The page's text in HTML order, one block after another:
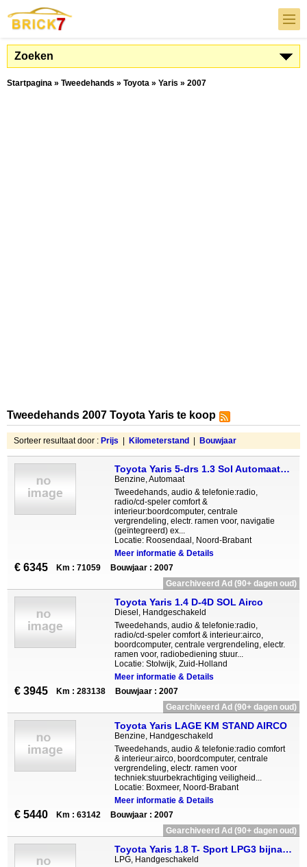
Zoeken
Startpagina » Tweedehands » Toyota » Yaris » 2007
Tweedehands 2007 Toyota Yaris te koop
Sorteer resultaat door : Prijs Kilometerstand Bouwjaar
Toyota Yaris 5-drs 1.3 Sol Automaat | Navigatie | Parkeersensor
Benzine, Automaat
Tweedehands, audio & telefonie:radio,
radio/cd-speler comfort &
interieur:boordcomputer, centrale
vergrendeling, electr. ramen voor, navigatie
(geïntegreerd) ex...
Locatie: Roosendaal, Noord-Brabant
Meer informatie & Details
€ 6345 Km : 71059
Bouwjaar : 2007
Gearchiveerd Ad (90+ dagen oud)
Toyota Yaris 1.4 D-4D SOL Airco
Diesel, Handgeschakeld
Tweedehands, audio & telefonie:radio,
radio/cd-speler comfort & interieur:airco,
boordcomputer, centrale vergrendeling, electr.
ramen voor, radiobediening stuur...
Locatie: Stolwijk, Zuid-Holland
Meer informatie & Details
€ 3945 Km : 283138
Bouwjaar : 2007
Gearchiveerd Ad (90+ dagen oud)
Toyota Yaris LAGE KM STAND AIRCO
Benzine, Handgeschakeld
Tweedehands, audio & telefonie:radio comfort
& interieur:airco, boordcomputer, centrale
vergrendeling, electr. ramen voor
techniek:stuurbekrachtiging veiligheid...
Locatie: Boxmeer, Noord-Brabant
Meer informatie & Details
€ 5440 Km : 63142
Bouwjaar : 2007
Gearchiveerd Ad (90+ dagen oud)
Toyota Yaris 1.8 T- Sport LPG3 bijna nieuw! boekjes apk
LPG, Handgeschakeld